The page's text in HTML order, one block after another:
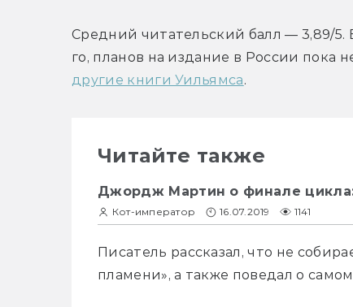
Средний читательский балл — 3,89/5.
другие книги Уильямса.
Читайте также
Джордж Мартин о финале
Кот-император 16.07.2019 1141
Писатель рассказал, что не
пламени», а также поведал о